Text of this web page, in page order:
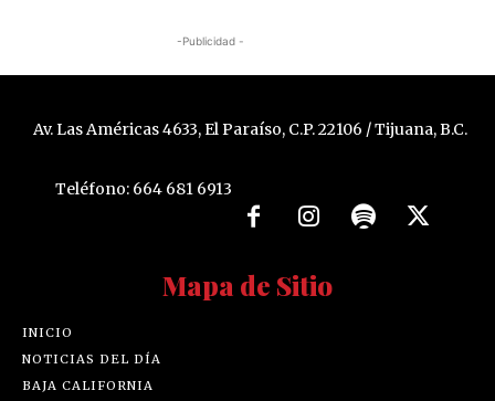
-Publicidad -
Av. Las Américas 4633, El Paraíso, C.P. 22106 / Tijuana, B.C.
Teléfono: 664 681 6913
Mapa de Sitio
INICIO
NOTICIAS DEL DÍA
BAJA CALIFORNIA